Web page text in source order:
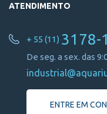
ATENDIMENTO
+ 55 (11) 3178-
De seg. a sex. das
ENTRE EM